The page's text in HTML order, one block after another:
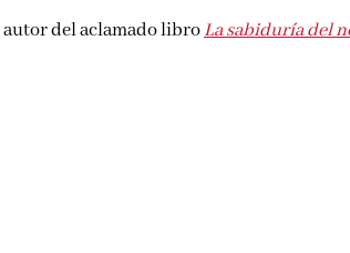
autor del aclamado libroLa sabiduría del